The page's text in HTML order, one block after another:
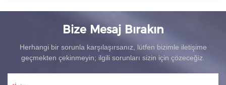
Bize Mesaj Bırakın
Herhangi bir sorunla karşılaşırsanız, lütfen bizimle iletişime
geçmekten çekinmeyin; ilgili sorunları sizin için çözeceğiz.